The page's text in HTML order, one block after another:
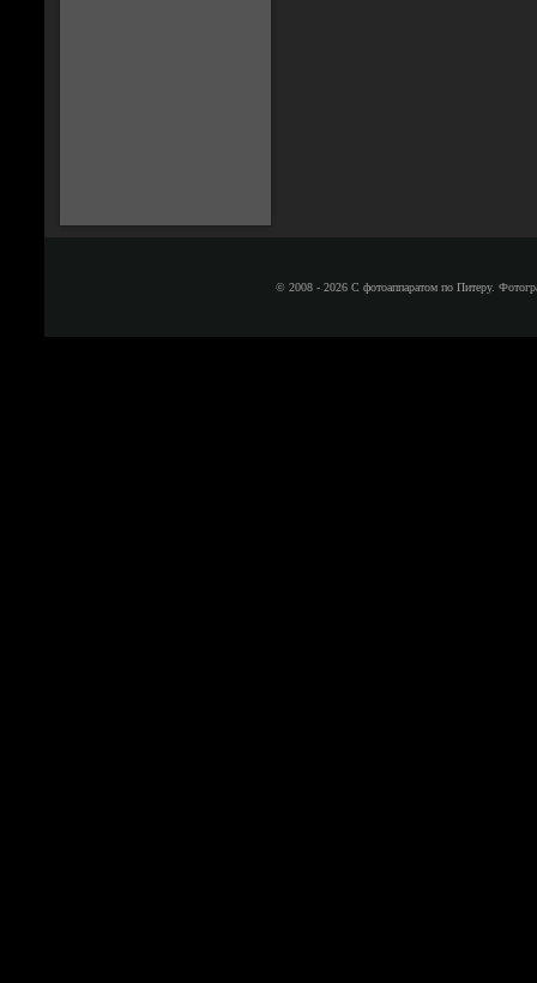
© 2008 - 2026 С фотоаппаратом по Питеру.